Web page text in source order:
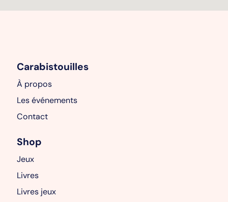
Carabistouilles
À propos
Les événements
Contact
Shop
Jeux
Livres
Livres jeux